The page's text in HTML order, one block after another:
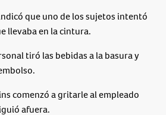
que uno de los sujetos intentó
llevaba en la cintura.
tiró las bebidas a la basura y
comenzó a gritarle al empleado
afuera.